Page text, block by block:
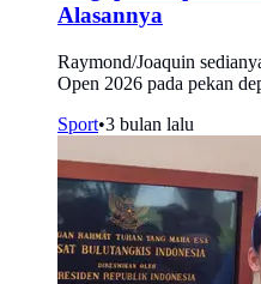
Alasannya
Raymond/Joaquin
Open 2026 pada pekan
Sport•3 bulan lalu